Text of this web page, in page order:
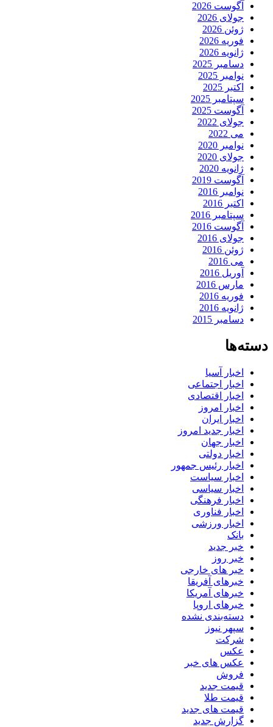
آگوست 2026
جولای 2026
ژوئن 2026
فوریه 2026
ژانویه 2026
دسامبر 2025
نوامبر 2025
اکتبر 2025
سپتامبر 2025
آگوست 2025
جولای 2022
می 2022
نوامبر 2020
جولای 2020
ژانویه 2020
آگوست 2019
نوامبر 2016
اکتبر 2016
سپتامبر 2016
آگوست 2016
جولای 2016
ژوئن 2016
می 2016
آوریل 2016
مارس 2016
فوریه 2016
ژانویه 2016
دسامبر 2015
دسته‌ها
اخبار آسیا
اخبار اجتماعی
اخبار اقتصادی
اخبار امروز
اخبار ایران
اخبار جدید امروز
اخبار جهان
اخبار دولتی
اخبار رئیس جمهور
اخبار سیاست
اخبار سیاسی
اخبار فرهنگی
اخبار فناوری
اخبار ورزشی
بانک
خبر جدید
خبر روز
خبر های خارجی
خبرهای آفریقا
خبرهای آمریکا
خبرهای اروپا
دسته‌بندی نشده
سپهر نیوز
شرکت
عکس
عکس های خبر
فروش
قیمت جدید
قیمت طلا
قیمت های جدید
گزارش جدید